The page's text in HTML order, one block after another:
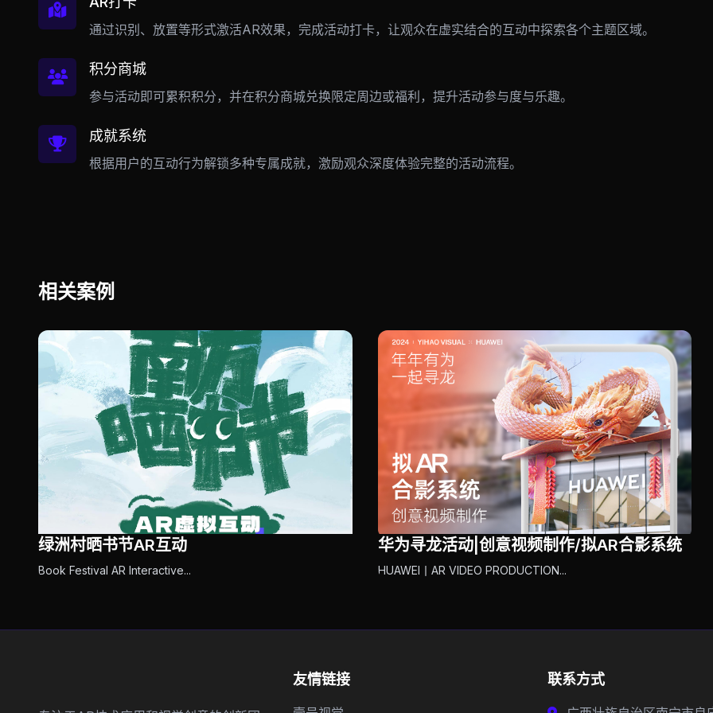
通过识别、放置等形式激活AR效果，完成活动打卡，让观众在虚实结合的互动中探索各个主题区域。
积分商城
参与活动即可累积积分，并在积分商城兑换限定周边或福利，提升活动参与度与乐趣。
成就系统
根据用户的互动行为解锁多种专属成就，激励观众深度体验完整的活动流程。
相关案例
绿洲村晒书节AR互动
Book Festival AR Interactive...
华为寻龙活动|创意视频制作/拟AR合影系统
HUAWEI丨AR VIDEO PRODUCTION...
友情链接 联系方式